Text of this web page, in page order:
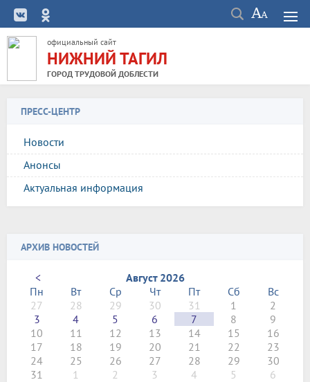
официальный сайт
НИЖНИЙ ТАГИЛ
ГОРОД ТРУДОВОЙ ДОБЛЕСТИ
ПРЕСС-ЦЕНТР
Новости
Анонсы
Актуальная информация
АРХИВ НОВОСТЕЙ
<
Август 2026
Пн
Вт Ср Чт Пт Сб
Вс
27
28 29 30 31 1
2
3
4 5 6 7 8
9
10
11 12 13 14 15
16
17
18 19 20 21 22
23
24
25 26 27 28 29
30
31
1 2 3 4 5 6